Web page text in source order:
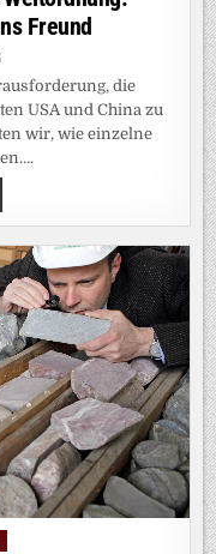
Freund
die
USA und China zu
wir, wie einzelne